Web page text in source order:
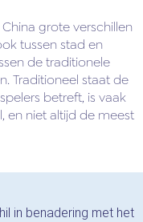
grote verschillen
tussen stad en
de traditionele
Traditioneel staat de
betreft, is vaak
en niet altijd de meest
in benadering met het